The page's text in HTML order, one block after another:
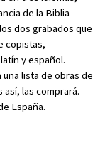
de la Biblia
dos grabados que
copistas,
y español.
una lista de obras de
las comprará.
España.